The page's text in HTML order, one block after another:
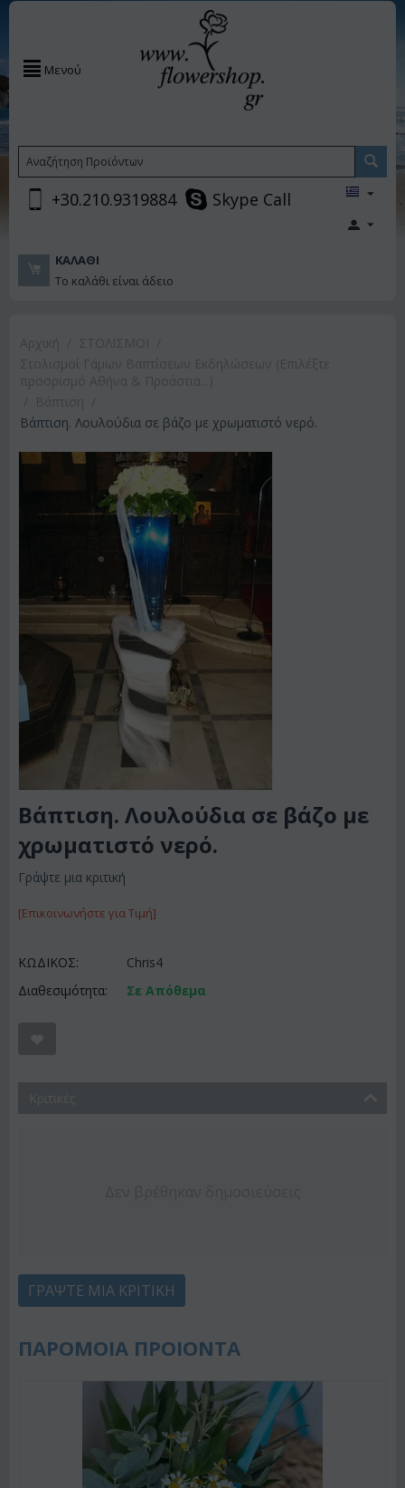
Μενού
+30.210.9319884 Skype Call
ΚΑΛΆΘΙ
Το καλάθι είναι άδειο
Βάπτιση. Λουλούδια σε βάζο με χρωματιστό νερό.
Βάπτιση. Λουλούδια σε βάζο με
χρωματιστό νερό.
Γράψτε μια κριτική
[Επικοινωνήστε για Τιμή]
ΚΩΔΙΚΟΣ:
Chris4
Διαθεσιμότητα:
Σε Απόθεμα
ΓΡΆΨΤΕ ΜΙΑ ΚΡΙΤΙΚΉ
ΠΑΡΟΜΟΙΑ ΠΡΟΙΟΝΤΑ